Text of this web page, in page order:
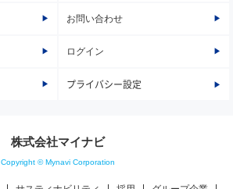
お問い合わせ
ログイン
プライバシー設定
株式会社マイナビ
Copyright © Mynavi Corporation